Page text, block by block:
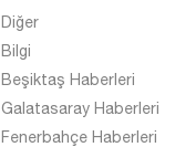
Diğer
Bilgi
Beşiktaş Haberleri
Galatasaray Haberleri
Fenerbahçe Haberleri